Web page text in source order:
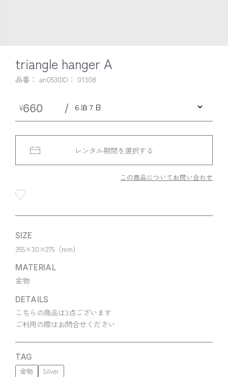
triangle hanger A
品番： an0530ID： 01308
￥660
レンタル期間を選択する
この商品についてお問い合わせ
SIZE
355×30×275（mm)
MATERIAL
金物
DETAILS
こちらの商品は3点ございます
ご利用の際はお問合せください
TAG
金物 Silver